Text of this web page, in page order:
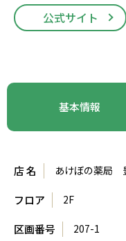
公式サイト
基本情報
店 名 あけぼの薬局
フロア 2F
区画番号 207-1